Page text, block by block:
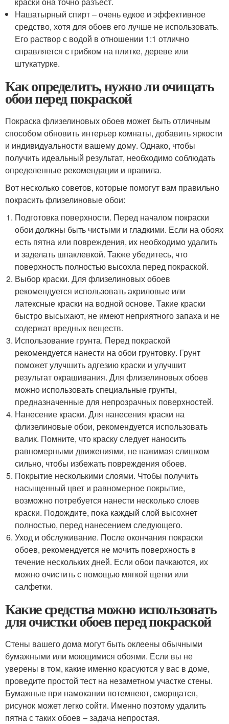
Нашатырный спирт – очень едкое и эффективное
средство, хотя для обоев его лучше не использовать.
Его раствор с водой в отношении 1:1 отлично
справляется с грибком на плитке, дереве или
штукатурке.
Как определить, нужно ли очищать
обои перед покраской
Покраска флизелиновых обоев может быть отличным
способом обновить интерьер комнаты, добавить яркости
и индивидуальности вашему дому. Однако, чтобы
получить идеальный результат, необходимо соблюдать
определенные рекомендации и правила.
Вот несколько советов, которые помогут вам правильно
покрасить флизелиновые обои:
Подготовка поверхности. Перед началом покраски
обои должны быть чистыми и гладкими. Если на обоях
есть пятна или повреждения, их необходимо удалить
и заделать шпаклевкой. Также убедитесь, что
поверхность полностью высохла перед покраской.
Выбор краски. Для флизелиновых обоев
рекомендуется использовать акриловые или
латексные краски на водной основе. Такие краски
быстро высыхают, не имеют неприятного запаха и не
содержат вредных веществ.
Использование грунта. Перед покраской
рекомендуется нанести на обои грунтовку. Грунт
поможет улучшить адгезию краски и улучшит
результат окрашивания. Для флизелиновых обоев
можно использовать специальные грунты,
предназначенные для непрозрачных поверхностей.
Нанесение краски. Для нанесения краски на
флизелиновые обои, рекомендуется использовать
валик. Помните, что краску следует наносить
равномерными движениями, не нажимая слишком
сильно, чтобы избежать повреждения обоев.
Покрытие несколькими слоями. Чтобы получить
насыщенный цвет и равномерное покрытие,
возможно потребуется нанести несколько слоев
краски. Подождите, пока каждый слой высохнет
полностью, перед нанесением следующего.
Уход и обслуживание. После окончания покраски
обоев, рекомендуется не мочить поверхность в
течение нескольких дней. Если обои пачкаются, их
можно очистить с помощью мягкой щетки или
салфетки.
Какие средства можно использовать
для очистки обоев перед покраской
Стены вашего дома могут быть оклеены обычными
бумажными или моющимися обоями. Если вы не
уверены в том, какие именно красуются у вас в доме,
проведите простой тест на незаметном участке стены.
Бумажные при намокании потемнеют, сморщатся,
рисунок может легко сойти. Именно поэтому удалить
пятна с таких обоев – задача непростая.